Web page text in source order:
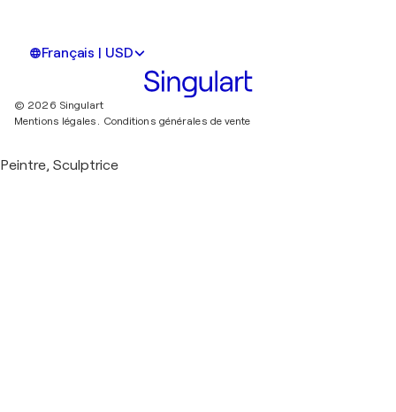
Français | USD
© 2026 Singulart
Mentions légales.
Conditions générales de vente
Peintre, Sculptrice